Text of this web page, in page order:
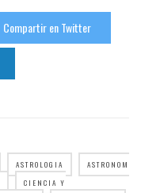
Compartir en Twitter
ASTROLOGIA
ASTRONOM
CIENCIA Y